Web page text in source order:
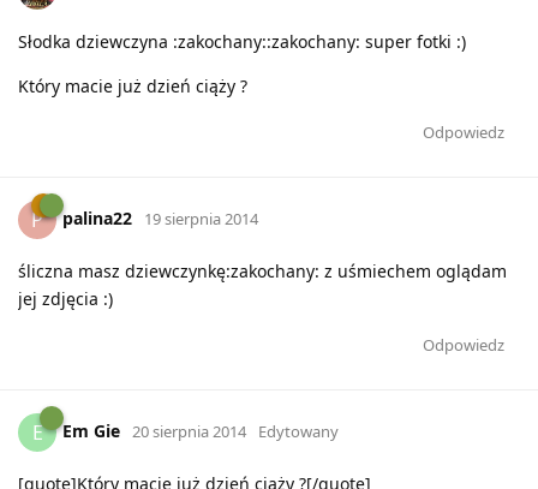
Słodka dziewczyna :zakochany::zakochany: super fotki :)
Który macie już dzień ciąży ?
Odpowiedz
P palina22 19 sierpnia 2014
śliczna masz dziewczynkę:zakochany: z uśmiechem oglądam
jej zdjęcia :)
Odpowiedz
E Em Gie 20 sierpnia 2014 Edytowany
[quote]Który macie już dzień ciąży ?[/quote]